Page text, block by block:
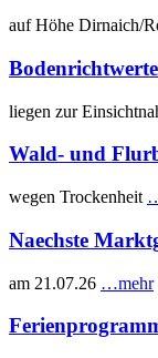
auf Höhe Dirnaich/
liegen zur
Wald- und
wegen Trockenheit
Naechste
am 21.07.26 …mehr